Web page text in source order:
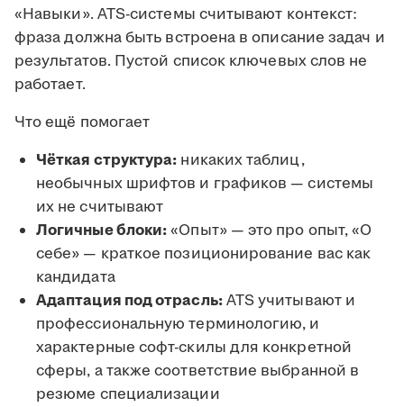
«Навыки». ATS-системы считывают контекст:
фраза должна быть встроена в описание задач и
результатов. Пустой список ключевых слов не
работает.
Что ещё помогает
Чёткая структура: никаких таблиц,
необычных шрифтов и графиков — системы
их не считывают
Логичные блоки:«Опыт» — это про опыт, «О
себе» — краткое позиционирование вас как
кандидата
Адаптация под отрасль:ATS учитывают и
профессиональную терминологию, и
характерные софт-скилы для конкретной
сферы, а также соответствие выбранной в
резюме специализации